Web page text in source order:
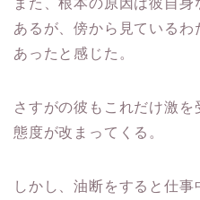
また、根本の原因は彼自
あるが、傍から見ている
あったと感じた。
さすがの彼もこれだけ激
態度が改まってくる。
しかし、油断をすると仕